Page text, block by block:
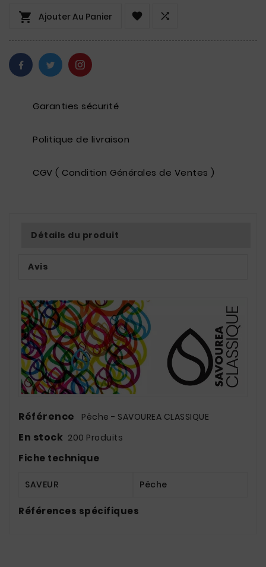
 Ajouter Au Panier  
Garanties sécurité
Politique de livraison
CGV ( Condition Générales de Ventes )
Détails du produit
Avis
Référence Pêche - SAVOUREA CLASSIQUE
En stock 200 Produits
Fiche technique
SAVEUR Pêche
Références spécifiques